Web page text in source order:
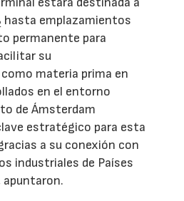
hasta emplazamientos
permanente para
su
materia prima en
en el entorno
de Ámsterdam
estratégico para esta
a su conexión con
industriales de Países
apuntaron.